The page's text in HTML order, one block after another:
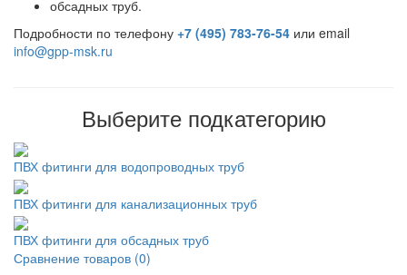
обсадных труб.
Подробности по телефону +7 (495) 783-76-54 или email
info@gpp-msk.ru
Выберите подкатегорию
ПВХ фитинги для водопроводных труб
ПВХ фитинги для канализационных труб
ПВХ фитинги для обсадных труб
Сравнение товаров (0)